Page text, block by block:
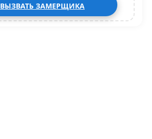
ВЫЗВАТЬ ЗАМЕРЩИКА